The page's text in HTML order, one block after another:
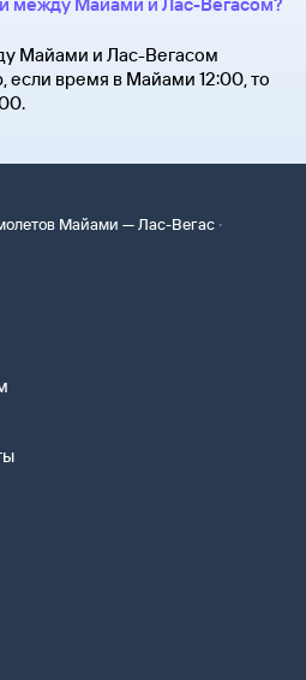
между Майами и Лас-Вегасом?
Майами и Лас-Вегасом
если время в Майами 12:00, то
Майами — Лас-Вегас ·